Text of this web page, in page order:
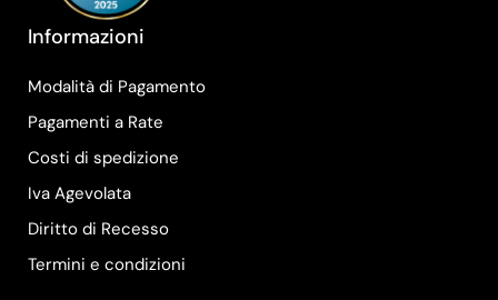
Informazioni
Modalità di Pagamento
Pagamenti a Rate
Costi di spedizione
Iva Agevolata
Diritto di Recesso
Termini e condizioni